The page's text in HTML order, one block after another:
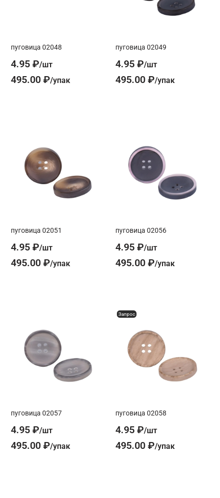
пуговица 02048
4.95 ₽
495.00 ₽
пуговица 02049
4.95 ₽
495.00 ₽
пуговица 02051
4.95 ₽
495.00 ₽
пуговица 02056
4.95 ₽
495.00 ₽
пуговица 02057
4.95 ₽
495.00 ₽
Запрос
пуговица 02058
4.95 ₽
495.00 ₽